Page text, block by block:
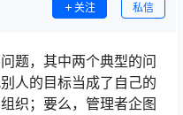
关注 私信
题，其中两个典型的问
人的目标当成了自己的
织；要么，管理者企图